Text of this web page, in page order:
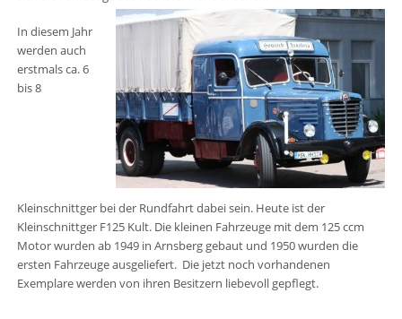
In diesem Jahr
werden auch
erstmals ca. 6
bis 8
Kleinschnittger bei der Rundfahrt dabei sein. Heute ist der
Kleinschnittger F125 Kult. Die kleinen Fahrzeuge mit dem 125 ccm
Motor wurden ab 1949 in Arnsberg gebaut und 1950 wurden die
ersten Fahrzeuge ausgeliefert. Die jetzt noch vorhandenen
Exemplare werden von ihren Besitzern liebevoll gepflegt.